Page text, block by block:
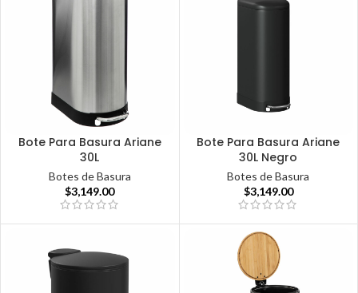
Bote Para Basura Ariane
30L
Botes de Basura
$3,149.00
Bote Para Basura Ariane
30L Negro
Botes de Basura
$3,149.00